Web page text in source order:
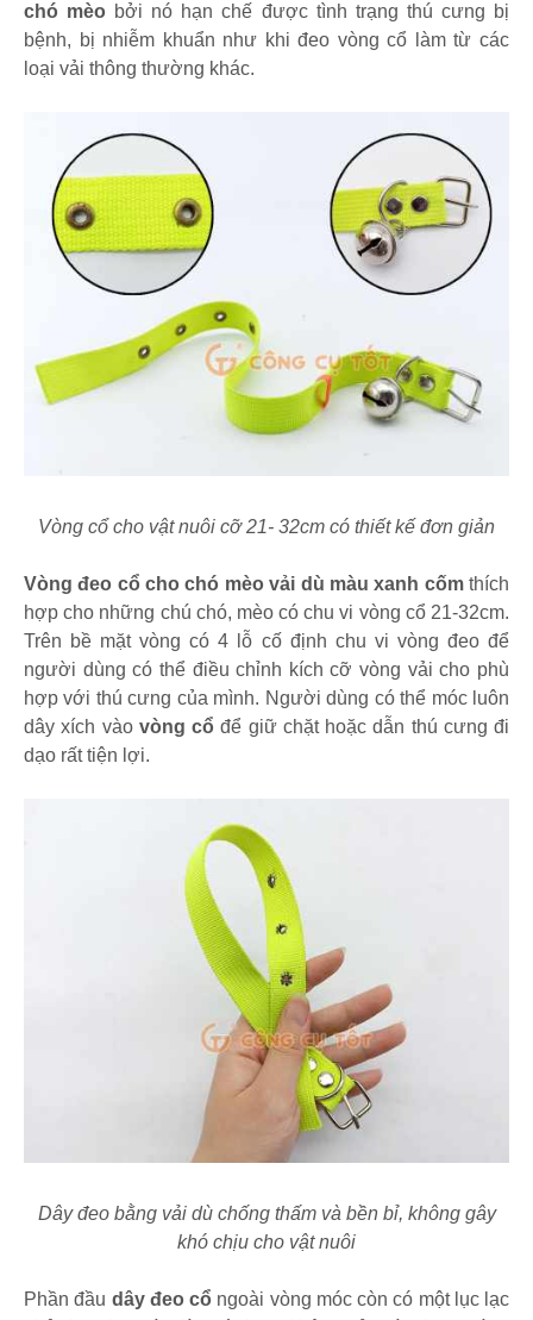
chó mèo bởi nó hạn chế được tình trạng thú cưng bị
bệnh, bị nhiễm khuẩn như khi đeo vòng cổ làm từ các
loại vải thông thường khác.
Vòng cổ cho vật nuôi cỡ 21- 32cm có thiết kế đơn giản
Vòng đeo cổ cho chó mèo vải dù màu xanh cốmthích
hợp cho những chú chó, mèo có chu vi vòng cổ 21-32cm.
Trên bề mặt vòng có 4 lỗ cố định chu vi vòng đeo để
người dùng có thể điều chỉnh kích cỡ vòng vải cho phù
hợp với thú cưng của mình. Người dùng có thể móc luôn
dây xích vào vòng cổ để giữ chặt hoặc dẫn thú cưng đi
dạo rất tiện lợi.
Dây đeo bằng vải dù chống thấm và bền bỉ, không gây
khó chịu cho vật nuôi
Phần đầu dây đeo cổ ngoài vòng móc còn có một lục lạc